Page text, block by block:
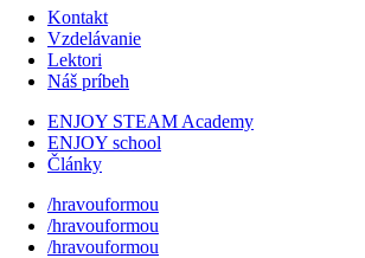
Kontakt
Vzdelávanie
Lektori
Náš príbeh
ENJOY STEAM Academy
ENJOY school
Články
/hravouformou
/hravouformou
/hravouformou